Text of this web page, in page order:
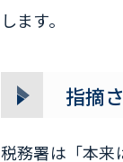
します。
指摘
税務署は「本来